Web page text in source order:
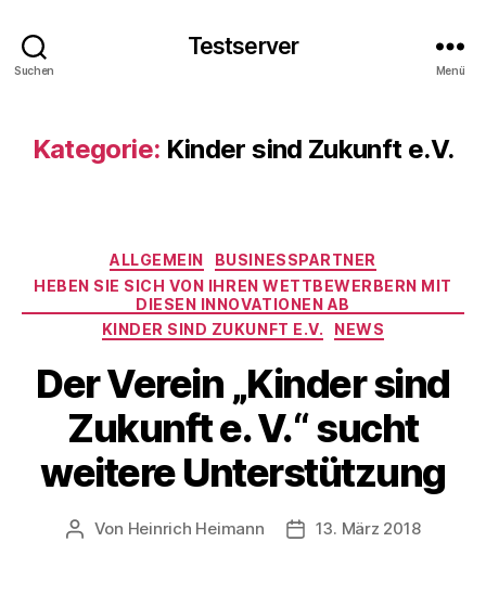
Suchen
Testserver
Menü
Kategorie: Kinder sind Zukunft e.V.
Kategorien
ALLGEMEIN
BUSINESSPARTNER
HEBEN SIE SICH VON IHREN WETTBEWERBERN MIT
DIESEN INNOVATIONEN AB
KINDER SIND ZUKUNFT E.V.
NEWS
Der Verein „Kinder sind
Zukunft e. V.“ sucht
weitere Unterstützung
Beitragsautor
Von Heinrich Heimann Veröffentlichungsdatum
13. März 2018